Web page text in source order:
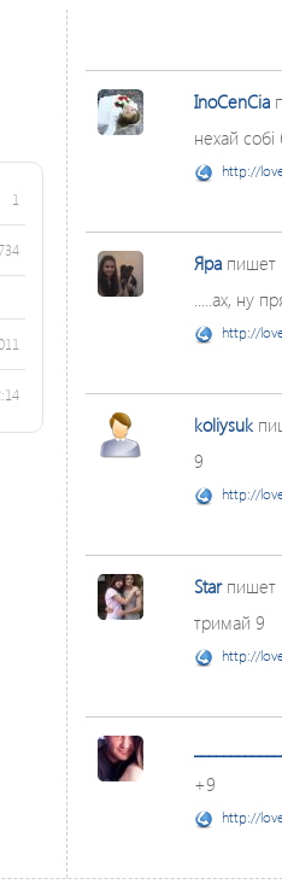
1
InoCenCia
нехай
http://
Яра
.....ах, ну
http://
koliysuk
9
http://
Starпишет
тримай 9
http://
+9
http://